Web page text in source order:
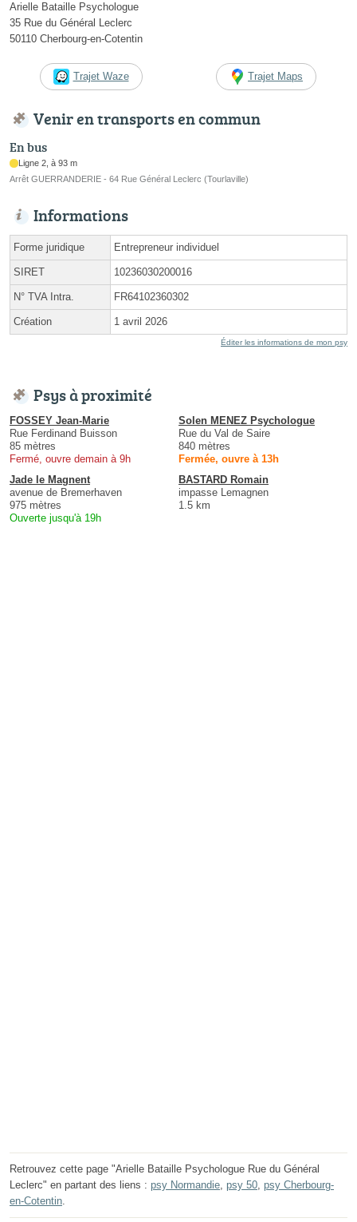
Arielle Bataille Psychologue
35 Rue du Général Leclerc
50110 Cherbourg-en-Cotentin
Trajet Waze Trajet Maps
Venir en transports en commun
En bus
Ligne 2, à 93 m
Arrêt GUERRANDERIE - 64 Rue Général Leclerc (Tourlaville)
Informations
Forme juridique Entrepreneur individuel
SIRET 10236030200016
N° TVA Intra. FR64102360302
Création 1 avril 2026
Éditer les informations de mon psy
Psys à proximité
FOSSEY Jean-Marie
Rue Ferdinand Buisson
85 mètres
Fermé, ouvre demain à 9h
Solen MENEZ Psychologue
Rue du Val de Saire
840 mètres
Fermée, ouvre à 13h
Jade le Magnent
avenue de Bremerhaven
975 mètres
Ouverte jusqu'à 19h
BASTARD Romain
impasse Lemagnen
1.5 km
Retrouvez cette page "Arielle Bataille Psychologue Rue du Général
Leclerc" en partant des liens : psy Normandie, psy 50, psy Cherbourg-
en-Cotentin.